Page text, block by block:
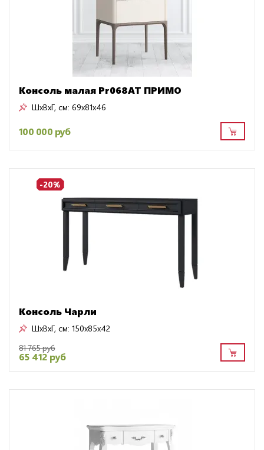
Консоль малая Pr068AT ПРИМО
ШxВxГ, см: 69x81x46
100 000 руб
-20%
Консоль Чарли
ШxВxГ, см: 150x85x42
81 765 руб
65 412 руб